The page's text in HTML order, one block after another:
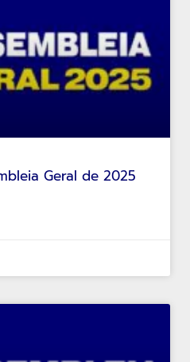
Geral de 2025